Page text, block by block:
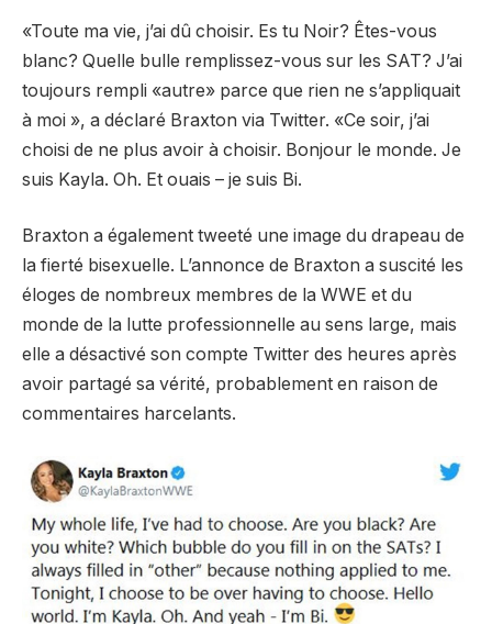
«Toute ma vie, j’ai dû choisir. Es tu Noir? Êtes-vous
blanc? Quelle bulle remplissez-vous sur les SAT? J’ai
toujours rempli «autre» parce que rien ne s’appliquait
à moi », a déclaré Braxton via Twitter. «Ce soir, j’ai
choisi de ne plus avoir à choisir. Bonjour le monde. Je
suis Kayla. Oh. Et ouais – je suis Bi.
Braxton a également tweeté une image du drapeau de
la fierté bisexuelle. L’annonce de Braxton a suscité les
éloges de nombreux membres de la WWE et du
monde de la lutte professionnelle au sens large, mais
elle a désactivé son compte Twitter des heures après
avoir partagé sa vérité, probablement en raison de
commentaires harcelants.